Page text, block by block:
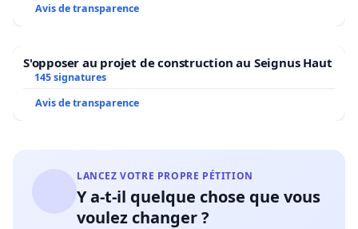
Avis de transparence
S'opposer au projet de construction au Seignus Haut
145 signatures
Avis de transparence
LANCEZ VOTRE PROPRE PÉTITION
Y a-t-il quelque chose que vous
voulez changer ?